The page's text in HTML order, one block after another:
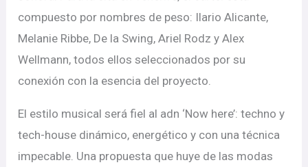
compuesto por nombres de peso: Ilario Alicante,
Melanie Ribbe, De la Swing, Ariel Rodz y Alex
Wellmann, todos ellos seleccionados por su
conexión con la esencia del proyecto.
El estilo musical será fiel al adn ‘Now here’: techno y
tech-house dinámico, energético y con una técnica
impecable. Una propuesta que huye de las modas